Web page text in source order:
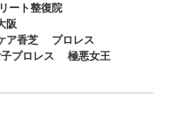
ート整復院
阪
ア香芝
プロレス
プロレス 極悪女王